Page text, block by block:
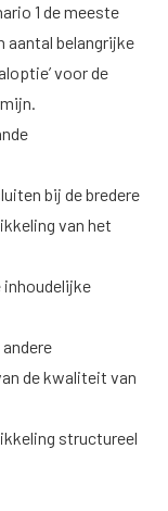
1 de meeste
aantal belangrijke
voor de
bij de bredere
van het
de kwaliteit van
structureel